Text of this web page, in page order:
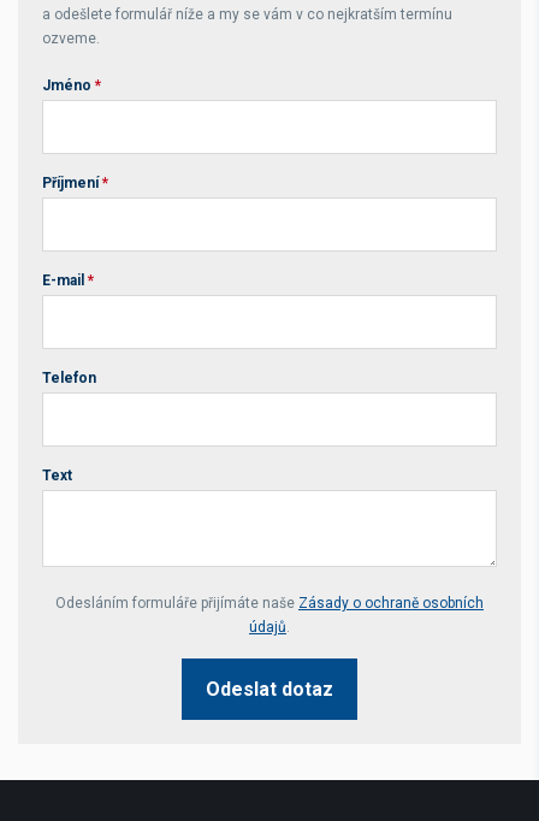
a odešlete formulář níže a my se vám v co nejkratším termínu
ozveme.
Jméno *
Příjmení *
E-mail *
Telefon
Text
Your website *
Odesláním formuláře přijímáte naše Zásady o ochraně osobních
údajů.
Odeslat dotaz